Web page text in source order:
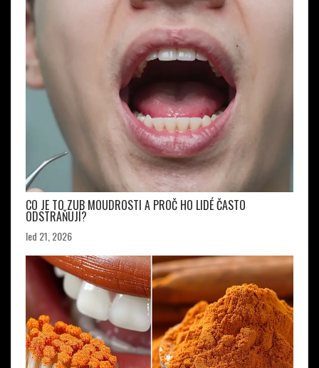
CO JE TO ZUB MOUDROSTI A PROČ HO LIDÉ ČASTO
ODSTRAŇUJÍ?
led 21, 2026